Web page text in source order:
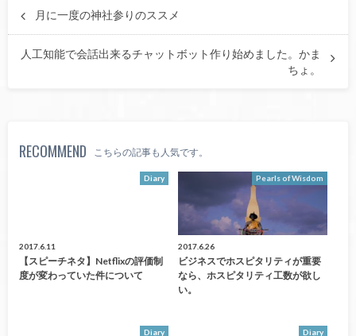
月に一度の神社参りのススメ
人工知能で会話出来るチャットボット作り始めました。かま
ちょ。
RECOMMEND こちらの記事も人気です。
Diary
2017.6.11
【スピーチネタ】netflixの評価制
度が変わっていた件について
Pearls of Wisdom
2017.6.26
ビジネスでホスピタリティが重要
なら、ホスピタリティ工数が欲し
い。
Diary Diary